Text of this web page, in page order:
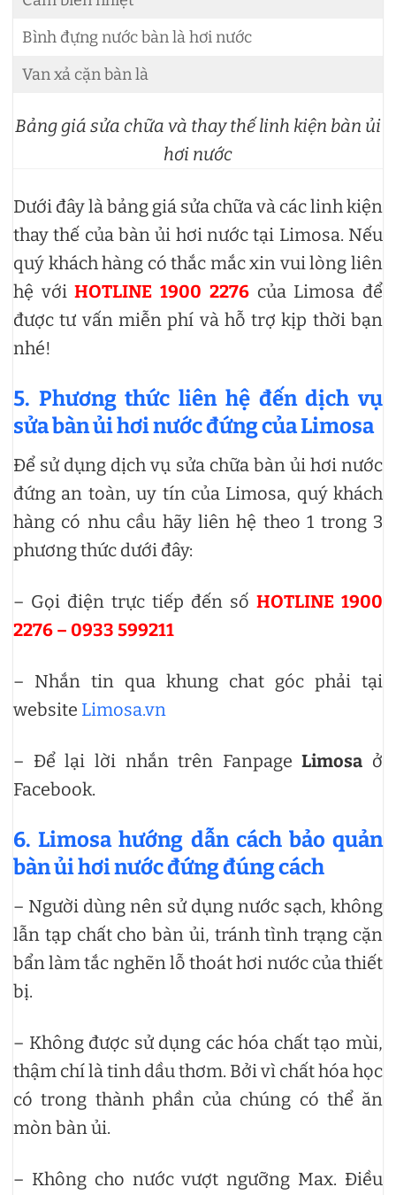
Bình đựng nước bàn là hơi nước
Van xả cặn bàn là
Bảng giá sửa chữa và thay thế linh kiện bàn ủi
hơi nước
Dưới đây là bảng giá sửa chữa và các linh kiện
thay thế của bàn ủi hơi nước tại Limosa. Nếu
quý khách hàng có thắc mắc xin vui lòng liên
hệ vớiHOTLINE 1900 2276của Limosa để
được tư vấn miễn phí và hỗ trợ kịp thời bạn
nhé!
5. Phương thức liên hệ đến dịch vụ
sửa bàn ủi hơi nước đứng của Limosa
Để sử dụng dịch vụ sửa chữa bàn ủi hơi nước
đứng an toàn, uy tín của Limosa, quý khách
hàng có nhu cầu hãy liên hệ theo 1 trong 3
phương thức dưới đây:
– Gọi điện trực tiếp đến số HOTLINE 1900
2276 – 0933 599211
– Nhắn tin qua khung chat góc phải tại
website Limosa.vn
– Để lại lời nhắn trên Fanpage Limosa ở
Facebook.
6. Limosa hướng dẫn cách bảo quản
bàn ủi hơi nước đứng đúng cách
– Người dùng nên sử dụng nước sạch, không
lẫn tạp chất cho bàn ủi, tránh tình trạng cặn
bẩn làm tắc nghẽn lỗ thoát hơi nước của thiết
bị.
– Không được sử dụng các hóa chất tạo mùi,
thậm chí là tinh dầu thơm. Bởi vì chất hóa học
có trong thành phần của chúng có thể ăn
mòn bàn ủi.
– Không cho nước vượt ngưỡng Max. Điều